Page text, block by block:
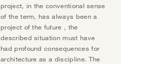
project, in the conventional sense
of the term, has always been a
project of the future , the
described situation must have
had profound consequences for
architecture as a discipline. The